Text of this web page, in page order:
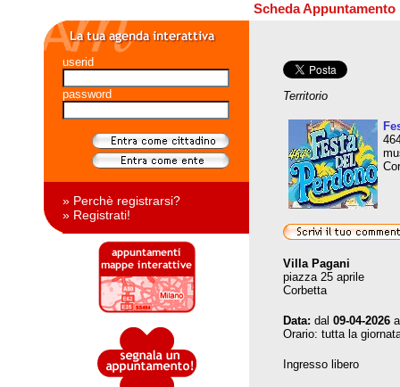
Scheda Appuntamento
userid
password
» Perchè registrarsi?
» Registrati!
Territorio
Villa Pagani
piazza 25 aprile
Corbetta
Data: dal 09-04-2026
Orario: tutta la
Ingresso libero